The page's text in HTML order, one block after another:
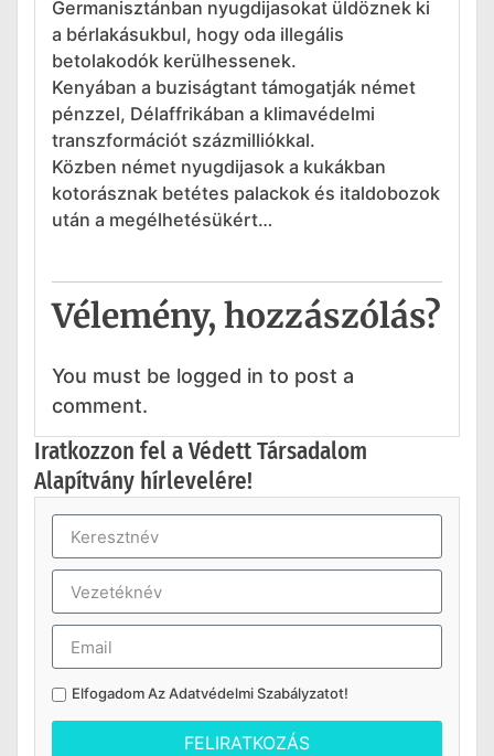
Germanisztánban nyugdijasokat üldöznek ki
a bérlakásukbul, hogy oda illegális
betolakodók kerülhessenek.
Kenyában a buziságtant támogatják német
pénzzel, Délaffrikában a klimavédelmi
transzformációt százmilliókkal.
Közben német nyugdijasok a kukákban
kotorásznak betétes palackok és italdobozok
után a megélhetésükért…
Vélemény, hozzászólás?
You must be logged in to post a
comment.
Iratkozzon fel a Védett Társadalom
Alapítvány hírlevelére!
Elfogadom AzAdatvédelmi Szabályzatot!
FELIRATKOZÁS